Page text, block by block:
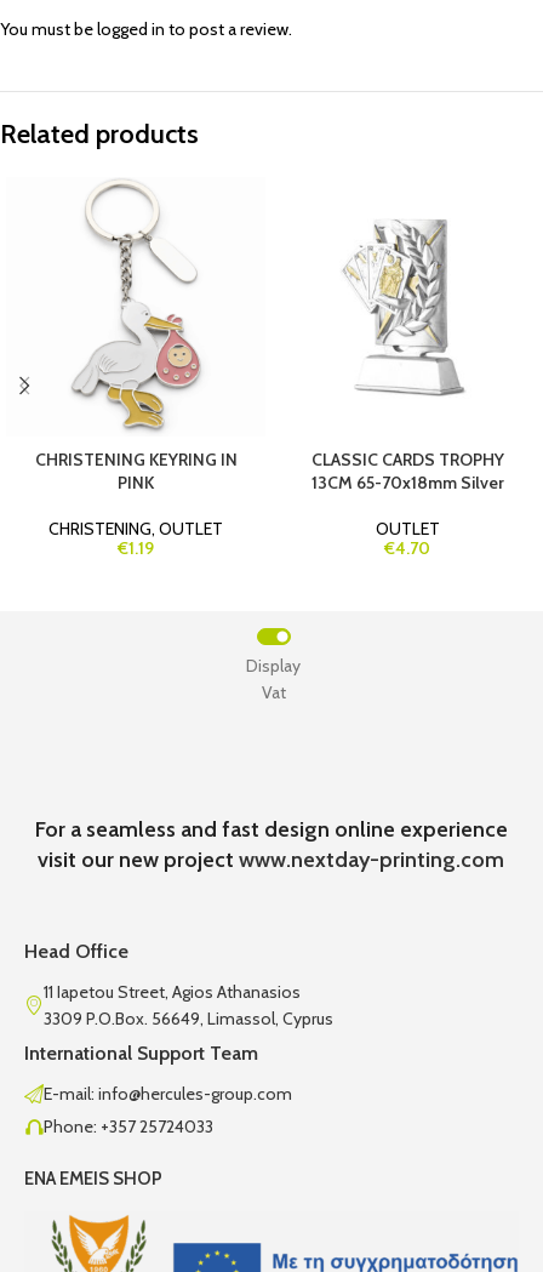
You must belogged in to post a review.
Related products
CHRISTENING KEYRING IN
PINK
CHRISTENING, OUTLET
€1.19
CLASSIC CARDS TROPHY
13CM 65-70x18mm Silver
OUTLET
€4.70
Vat
Display
For a seamless and fast design online experience
visit our new projectwww.nextday-printing.com
Head Office
11 Iapetou Street, Agios Athanasios
3309 P.O.Box. 56649, Limassol, Cyprus
International Support Team
E-mail: info@hercules-group.com
Phone: +357 25724033
ENA EMEIS SHOP